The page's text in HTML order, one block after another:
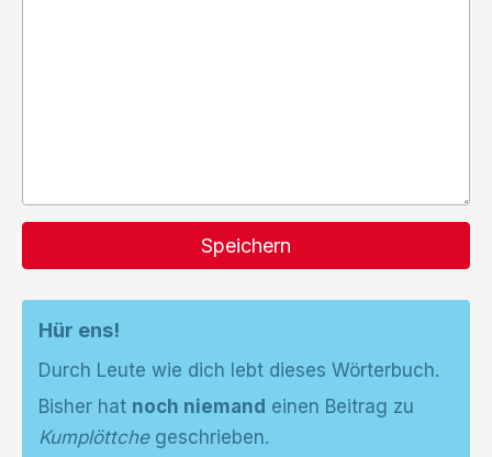
Speichern
Hür ens!
Durch Leute wie dich lebt dieses Wörterbuch.
Bisher hat noch niemand einen Beitrag zu
Kumplöttchegeschrieben.